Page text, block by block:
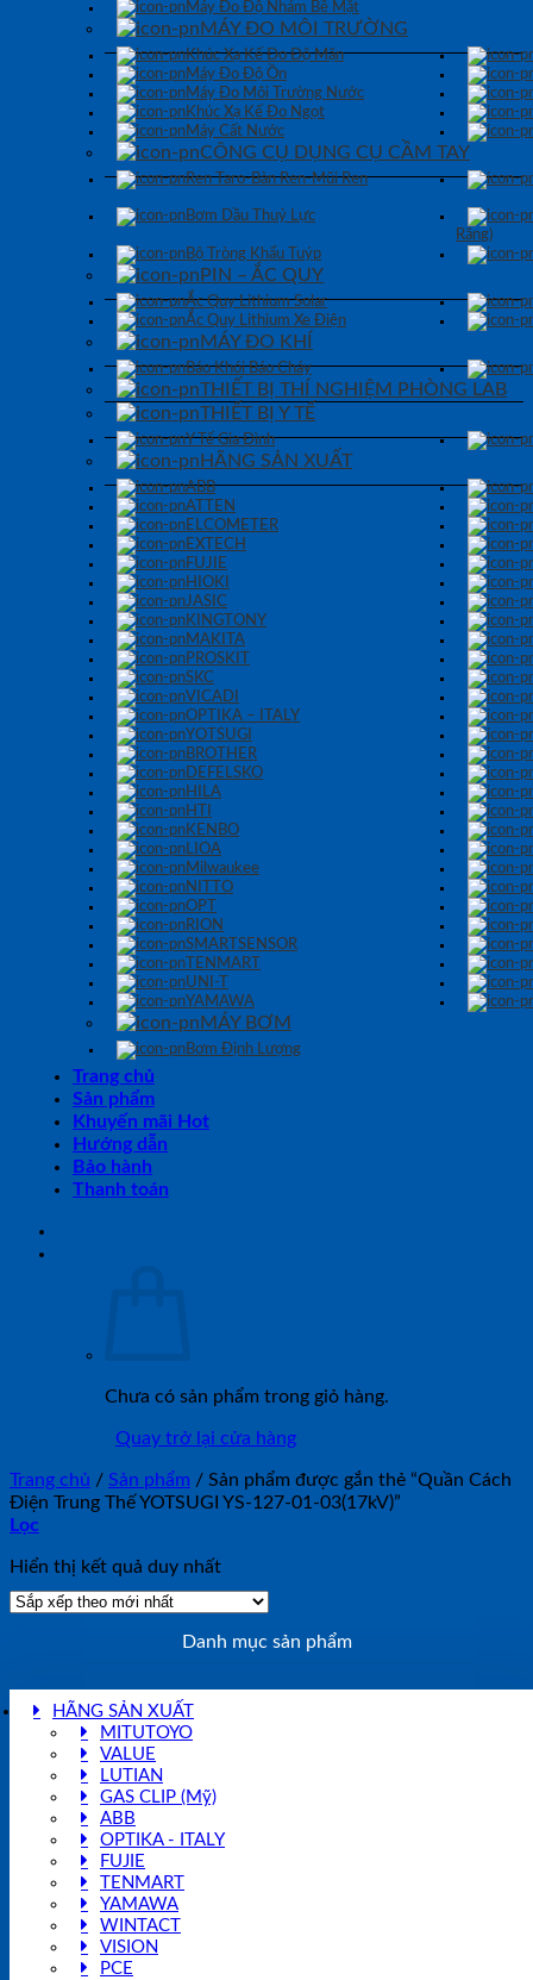
Máy Đo Độ Nhám Bề Mặt
MÁY ĐO MÔI TRƯỜNG
Khúc Xạ Kế Đo Độ Mặn
Máy Đo Độ Ồn
Máy Đo Môi Trường Nước
Khúc Xạ Kế Đo Ngọt
Máy Cất Nước
CÔNG CỤ DỤNG CỤ CẦM TAY
Ren Taro-Bàn Ren-Mũi Ren
Bơm Dầu Thuỷ Lực
Răng)
Bộ Tròng Khẩu Tuýp
PIN – ẮC QUY
Ắc Quy Lithium Solar
Ắc Quy Lithium Xe Điện
MÁY ĐO KHÍ
Báo Khói Báo Cháy
THIẾT BỊ THÍ NGHIỆM PHÒNG LAB
THIẾT BỊ Y TẾ
Y Tế Gia Đình
HÃNG SẢN XUẤT
ABB
ATTEN
ELCOMETER
EXTECH
FUJIE
HIOKI
JASIC
KINGTONY
MAKITA
PROSKIT
SKC
VICADI
OPTIKA – ITALY
YOTSUGI
BROTHER
DEFELSKO
HILA
HTI
KENBO
LIOA
Milwaukee
NITTO
OPT
RION
SMARTSENSOR
TENMART
UNI-T
YAMAWA
MÁY BƠM
Bơm Định Lượng
Trang chủ
Sản phẩm
Khuyến mãi Hot
Hướng dẫn
Bảo hành
Thanh toán
Chưa có sản phẩm trong giỏ hàng.
Quay trở lại cửa hàng
Trang chủ / Sản phẩm / Sản phẩm được gắn thẻ “Quần Cách
Điện Trung Thế YOTSUGI YS-127-01-03(17kV)”
Lọc
Hiển thị kết quả duy nhất
Danh mục sản phẩm
HÃNG SẢN XUẤT
MITUTOYO
VALUE
LUTIAN
GAS CLIP (Mỹ)
ABB
OPTIKA - ITALY
FUJIE
TENMART
YAMAWA
WINTACT
VISION
PCE